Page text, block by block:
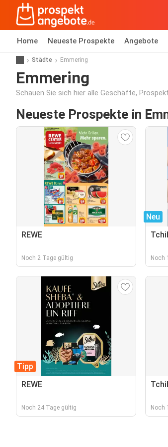
Home Neueste Prospekte Angebote
Städte Emmering
Emmering
Schauen Sie sich hier alle Geschäfte,
Neueste Prospekte in
REWE
Noch 2 Tage gültig
Neu
Noch
Tipp
REWE
Noch 24 Tage gültig Noch